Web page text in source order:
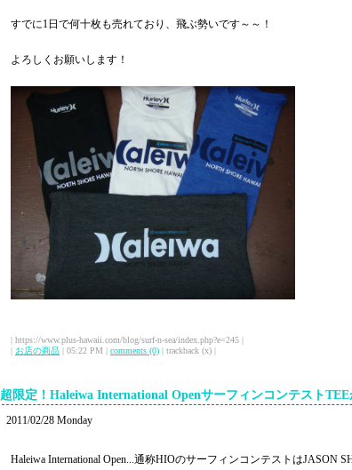
すでに1日で何十枚も売れており、飛ぶ勢いです～～！
よろしくお願いします！
| https://www.plus-hawaii.com/blog/surf-n-sea/index.php?e=245 |
| お店の商品 | 05:22 PM | comments (0) | trackback (x) |
超限定！Haleiwa International OpenサーフィンコンテストTEE
2011/02/28 Monday
Haleiwa International Open...通称HIOのサーフィンコンテストはJASON